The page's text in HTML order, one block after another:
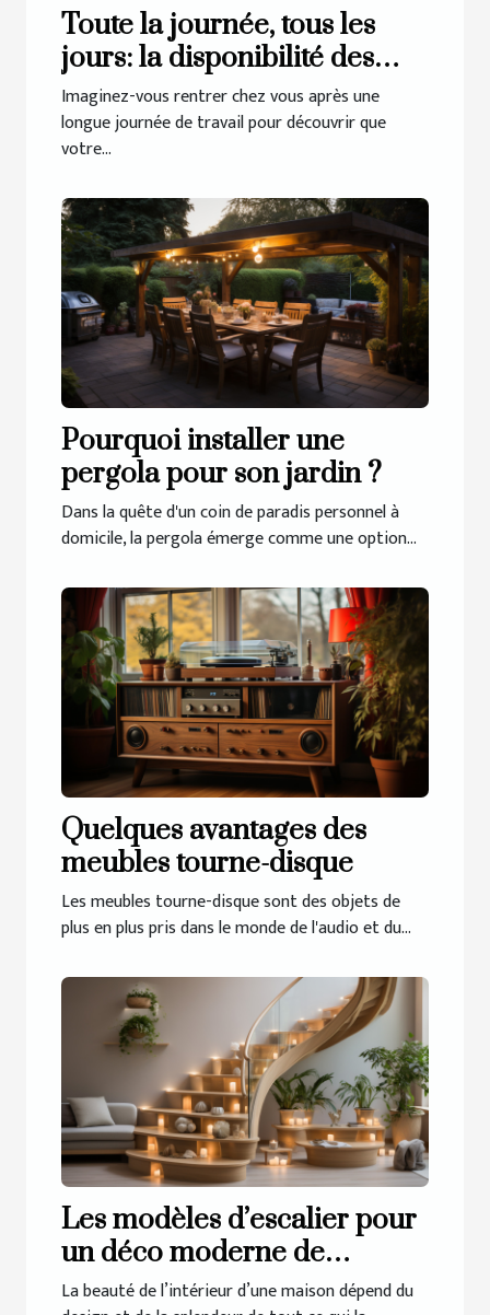
Toute la journée, tous les
jours: la disponibilité des
services de débouchage à
Haren
Imaginez-vous rentrer chez vous après une
longue journée de travail pour découvrir que
votre...
Pourquoi installer une
pergola pour son jardin ?
Dans la quête d'un coin de paradis personnel à
domicile, la pergola émerge comme une option...
Quelques avantages des
meubles tourne-disque
Les meubles tourne-disque sont des objets de
plus en plus pris dans le monde de l'audio et du...
Les modèles d’escalier pour
un déco moderne de
l’intérieur
La beauté de l’intérieur d’une maison dépend du